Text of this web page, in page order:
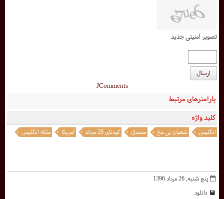
پنج شنبه, 26 مرداد 1396
دانلود
کلید واژه
انگلیس شعبان بی مخ مصدق کودتای 28 مرداد آمریکا ملکه انگلیس
پارامترهای مرتبط
تصویر امنیتی جدید
ارسال
JComments